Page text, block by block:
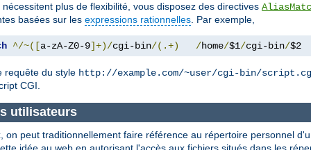
plus de flexibilité, vous disposez des directives
basées sur les expressions rationnelles. Par exemple,
^/~([a-zA-Z0-9]+)/cgi-bin/(.+) /home/$1/cgi-bin/$2
requête du style http://example.com/~user/cgi-bin/
CGI.
utilisateurs
on peut traditionnellement faire référence au répertoire personnel